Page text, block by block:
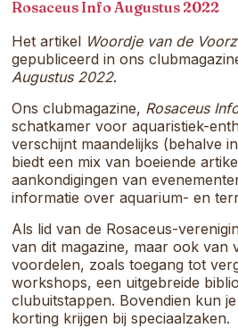
samenkomt.
Rosaceus Info Augustus 2022
Het artikel Woordje van de
gepubliceerd in ons
Augustus 2022.
Ons clubmagazine, Rosaceus
schatkamer voor aquaristiek-
verschijnt maandelijks (behalve
biedt een mix van boeiende
aankondigingen van
informatie over aquarium- en
Als lid van de Rosaceus-
van dit magazine, maar ook van
voordelen, zoals toegang tot
workshops, een uitgebreide
clubuitstappen. Bovendien kun
korting krijgen bij speciaalzaken.